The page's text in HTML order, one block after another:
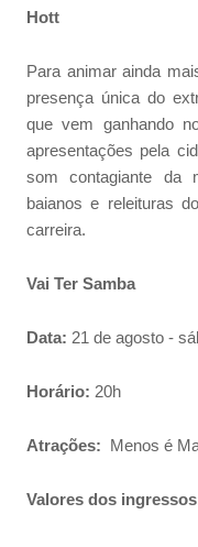
Hott
Para animar ainda
presença única do
que vem ganhando
apresentações pela
som contagiante da
baianos e releituras
carreira.
Vai Ter Samba
Data: 21 de agosto -
Horário: 20h
Atrações: Menos é
Valores dos